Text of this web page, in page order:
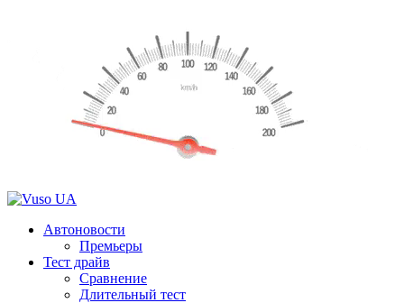
Автоновости
Премьеры
Тест драйв
Сравнение
Длительный тест